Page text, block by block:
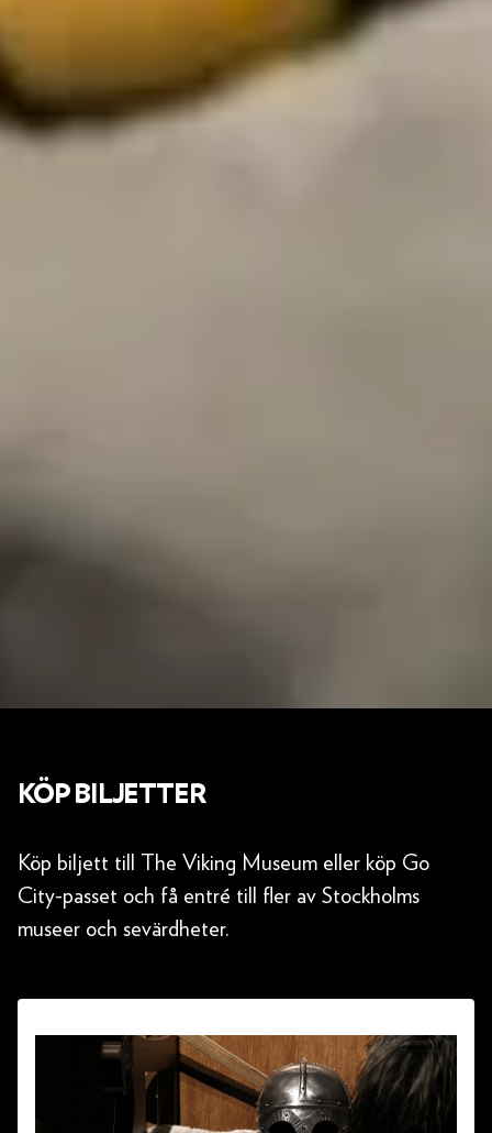
KÖP BILJETTER
Köp biljett till The Viking Museum eller köp Go
City-passet och få entré till fler av Stockholms
museer och sevärdheter.